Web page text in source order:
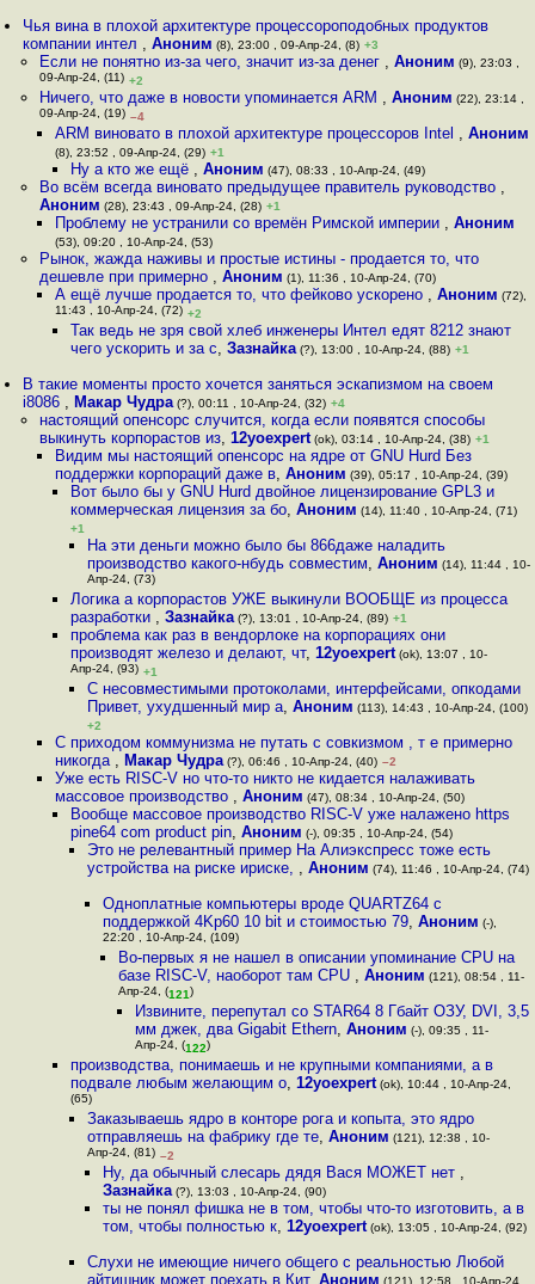
Чья вина в плохой архитектуре процессороподобных продуктов
компании интел ,Аноним (8), 23:00 , 09-Апр-24, (8) +3
Если не понятно из-за чего, значит из-за денег , Аноним (9), 23:03 ,
09-Апр-24, (11) +2
Ничего, что даже в новости упоминается ARM , Аноним (22), 23:14 ,
09-Апр-24, (19) –4
ARM виновато в плохой архитектуре процессоров Intel , Аноним
(8), 23:52 , 09-Апр-24, (29) +1
Ну а кто же ещё ,Аноним (47), 08:33 , 10-Апр-24, (49)
Во всём всегда виновато предыдущее правитель руководство ,
Аноним (28), 23:43 , 09-Апр-24, (28) +1
Проблему не устранили со времён Римской империи , Аноним
(53), 09:20 , 10-Апр-24, (53)
Рынок, жажда наживы и простые истины - продается то, что
дешевле при примерно , Аноним (1), 11:36 , 10-Апр-24, (70)
А ещё лучше продается то, что фейково ускорено , Аноним (72),
11:43 , 10-Апр-24, (72) +2
Так ведь не зря свой хлеб инженеры Интел едят 8212 знают
чего ускорить и за с,Зазнайка (?), 13:00 , 10-Апр-24, (88) +1
В такие моменты просто хочется заняться эскапизмом на своем
i8086 , Макар Чудра (?), 00:11 , 10-Апр-24, (32) +4
настоящий опенсорс случится, когда если появятся способы
выкинуть корпорастов из, 12yoexpert(ok), 03:14 , 10-Апр-24, (38) +1
Видим мы настоящий опенсорс на ядре от GNU Hurd Без
поддержки корпораций даже в, Аноним (39), 05:17 , 10-Апр-24, (39)
Вот было бы у GNU Hurd двойное лицензирование GPL3 и
коммерческая лицензия за бо,Аноним (14), 11:40 , 10-Апр-24, (71)
+1
На эти деньги можно было бы 866даже наладить
производство какого-нбудь совместим, Аноним (14), 11:44 , 10-
Апр-24, (73)
Логика а корпорастов УЖЕ выкинули ВООБЩЕ из процесса
разработки ,Зазнайка (?), 13:01 , 10-Апр-24, (89) +1
проблема как раз в вендорлоке на корпорациях они
производят железо и делают, чт,12yoexpert (ok), 13:07 , 10-
Апр-24, (93) +1
С несовместимыми протоколами, интерфейсами, опкодами
Привет, ухудшенный мир a, Аноним (113), 14:43 , 10-Апр-24, (100)
+2
С приходом коммунизма не путать с совкизмом , т е примерно
никогда , Макар Чудра(?), 06:46 , 10-Апр-24, (40) –2
Уже есть RISC-V но что-то никто не кидается налаживать
массовое производство , Аноним (47), 08:34 , 10-Апр-24, (50)
Вообще массовое производство RISC-V уже налажено https
pine64 com product pin,Аноним (-), 09:35 , 10-Апр-24, (54)
Это не релевантный пример На Алиэкспресс тоже есть
устройства на риске ириске, , Аноним (74), 11:46 , 10-Апр-24, (74)
Одноплатные компьютеры вроде QUARTZ64 с
поддержкой 4Kp60 10 bit и стоимостью 79, Аноним (-),
22:20 , 10-Апр-24, (109)
Во-первых я не нашел в описании упоминание CPU на
базе RISC-V, наоборот там CPU ,Аноним (121), 08:54 , 11-
Апр-24, (121)
Извините, перепутал со STAR64 8 Гбайт ОЗУ, DVI, 3,5
мм джек, два Gigabit Ethern, Аноним (-), 09:35 , 11-
Апр-24, (122)
производства, понимаешь и не крупными компаниями, а в
подвале любым желающим о,12yoexpert (ok), 10:44 , 10-Апр-24,
(65)
Заказываешь ядро в конторе рога и копыта, это ядро
отправляешь на фабрику где те, Аноним (121), 12:38 , 10-
Апр-24, (81) –2
Ну, да обычный слесарь дядя Вася МОЖЕТ нет ,
Зазнайка(?), 13:03 , 10-Апр-24, (90)
ты не понял фишка не в том, чтобы что-то изготовить, а в
том, чтобы полностью к, 12yoexpert(ok), 13:05 , 10-Апр-24, (92)
Слухи не имеющие ничего общего с реальностью Любой
айтишник может поехать в Кит, Аноним (121), 12:58 , 10-Апр-24,